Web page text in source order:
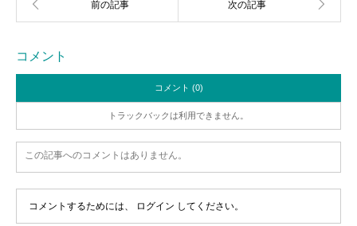
コメント
コメント (0)
トラックバックは利用できません。
この記事へのコメントはありません。
コメントするためには、 ログイン してください。